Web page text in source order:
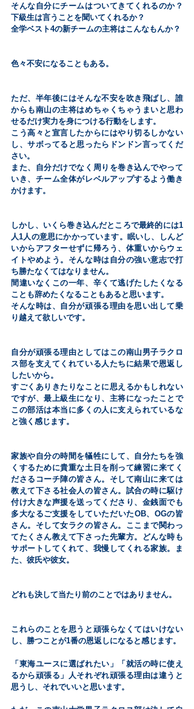
そんな自分にチームはついてきてくれるのか？
下級生は言うことを聞いてくれるか？
全学ベスト4の新チームの主将はこんなもんか？
色々不安になることもある。
ただ、半年後にはそんな不安を吹き飛ばし、誰
からも南山の主将はめちゃくちゃうまいと思わ
せるだけ実力を身につける行動をします。
こう高々と宣言したからにはやり切るしかない
し、サボってると思ったらドンドン言ってくだ
さい。
また、自分だけでなく周りを巻き込んでやって
いき、チーム全体がレベルアップするよう働き
かけます。
しかし、いくら巻き込んだところで最終的には1
人1人の意思にかかっています。眠いし、しんど
いからアフターせずに帰ろう、体重いからウェ
イトやめよう。そんな時は自分の強い意志で打
ち勝たなくてはなりません。
間違いなくこの一年、辛くて逃げたしたくなる
ことも辞めたくなることもあると思います。
そんな時は、自分が頑張る理由を思い出して乗
り越えて欲しいです。
自分が頑張る理由としてはこの南山男子ラクロ
ス部を支えてくれている人たちに結果で恩返し
したいから。
すごくありきたりなことに思えるかもしれない
ですが、最上級生になり、主将になったことで
この部活は本当に多くの人に支えられているな
と強く感じます。
家族や自分の時間を犠牲にして、自分たちを強
くするために貴重な土日を削って練習に来てく
ださるコーチ陣の皆さん。そして南山に来ては
教えて下さる社会人の皆さん。試合の時に駆け
付け大きな声援を送ってくださり、金銭面でも
多大なるご支援をしていただいたOB、OGの皆
さん。そして女ラクの皆さん。ここまで関わっ
てたくさん教えて下さった先輩方。どんな時も
サポートしてくれて、我慢してくれる家族。ま
た、彼氏や彼女。
どれも決して当たり前のことではありません。
これらのことを思うと頑張らなくてはいけない
し、勝つことが1番の恩返しになると感じます。
「東海ユースに選ばれたい」「就活の時に使え
るから頑張る」人それぞれ頑張る理由は違うと
思うし、それでいいと思います。